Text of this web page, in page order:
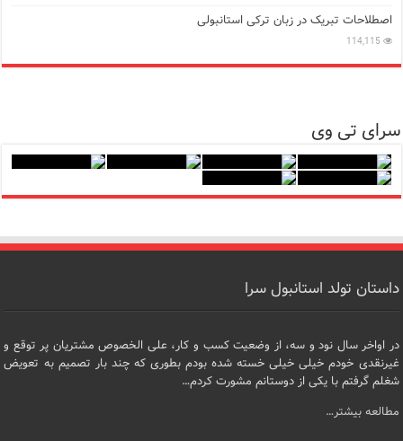
اصطلاحات تبریک در زبان ترکی استانبولی
114,115
سرای تی وی
داستان تولد استانبول سرا
در اواخر سال نود و سه، از وضعیت کسب و کار، علی الخصوص مشتریان پر توقع و
غیرنقدی خودم خیلی خیلی خسته شده بودم بطوری که چند بار تصمیم به تعویض
شغلم گرفتم با یکی از دوستانم مشورت کردم…
مطالعه بیشتر…